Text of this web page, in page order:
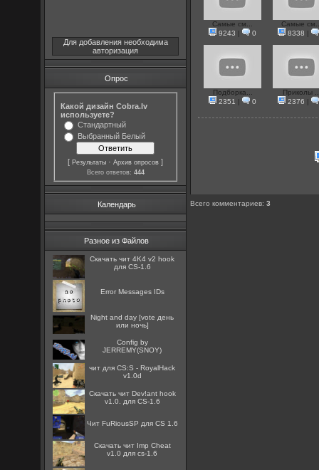
Для добавления необходима
авторизация
Опрос
Какой дизайн Cobra.lv
используете?
Стандартный
Выбранный Белый
[Результаты ·Архив опросов ]
Всего ответов: 444
Календарь
Разное из Файлов
Скачать чит 4K4 v2 hook
для CS-1.6
Error Messages IDs
Night and day [vote день
или ночь]
Config by
JERREMY(SNOY)
чит для CS:S - RoyalHack
v1.0d
Скачать чит Dev!ant hook
v1.0. для CS-1.6
Чит FuRiousSP для CS 1.6
Скачать чит Imp Cheat
v1.0 для cs-1.6
Самые см...
9243 | 0
Самые
8338 |
Подборка...
2351 | 0
Приколы
2376 |
Всего комментариев:3